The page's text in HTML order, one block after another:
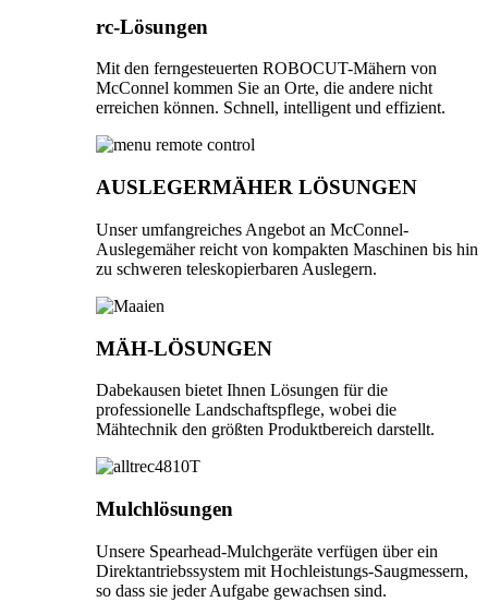
rc-Lösungen
Mit den ferngesteuerten ROBOCUT-Mähern von
McConnel kommen Sie an Orte, die andere nicht
erreichen können. Schnell, intelligent und effizient.
AUSLEGERMÄHER LÖSUNGEN
Unser umfangreiches Angebot an McConnel-
Auslegemäher reicht von kompakten Maschinen bis hin
zu schweren teleskopierbaren Auslegern.
MÄH-LÖSUNGEN
Dabekausen bietet Ihnen Lösungen für die
professionelle Landschaftspflege, wobei die
Mähtechnik den größten Produktbereich darstellt.
Mulchlösungen
Unsere Spearhead-Mulchgeräte verfügen über ein
Direktantriebssystem mit Hochleistungs-Saugmessern,
so dass sie jeder Aufgabe gewachsen sind.